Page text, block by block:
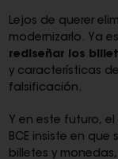
Lejos de querer
modernizarlo. Ya
rediseñar los
y características
falsificación.
Y en este futuro,
BCE insiste en
billetes y